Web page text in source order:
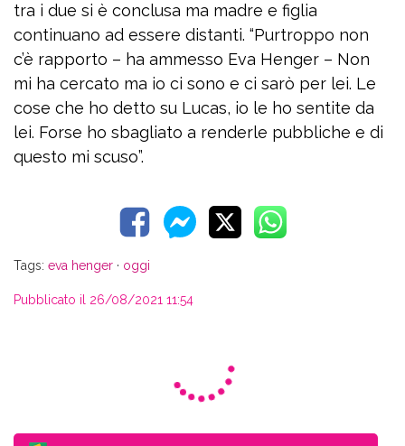
tra i due si è conclusa ma madre e figlia
continuano ad essere distanti. “Purtroppo non
c’è rapporto – ha ammesso Eva Henger – Non
mi ha cercato ma io ci sono e ci sarò per lei. Le
cose che ho detto su Lucas, io le ho sentite da
lei. Forse ho sbagliato a renderle pubbliche e di
questo mi scuso”.
Tags: eva henger · oggi
Pubblicato il 26/08/2021 11:54